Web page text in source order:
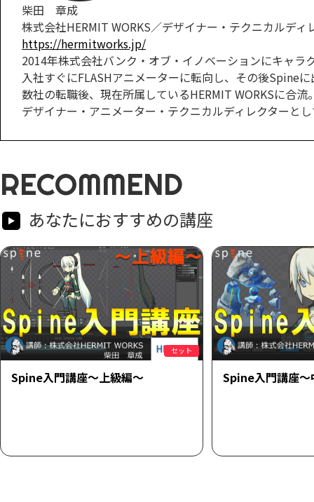
柴田 章成
株式会社HERMIT WORKS／デザイナー・テクニカルディ
https://hermitworks.jp/
2014年株式会社バンク・オブ・イノベーションにキャラ
入社すぐにFLASHアニメーターに転向し、その後Spine
数社の転職後、現在所属しているHERMIT WORKSに合流
デザイナー・アニメーター・テクニカルディレクターと
RECOMMEND
あなたにおすすめの講座
セット
Spine入門講座～上級編～ Spine入門講座～